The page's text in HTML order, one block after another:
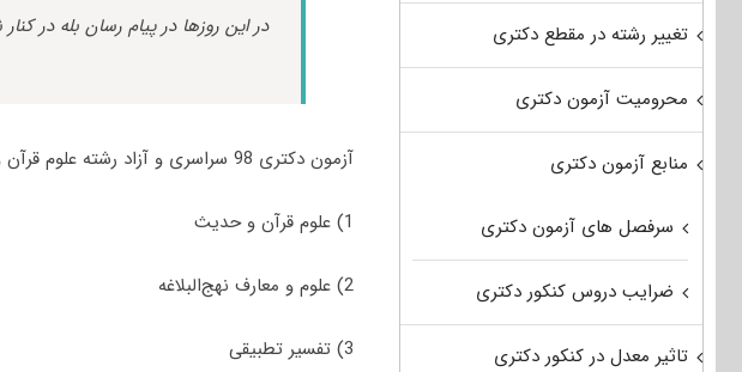
در این روزها در پیام رسان بله در
آزمون دکتری 98 سراسری و آزاد رشته علوم قرآن و حدیث جهت پذیرش در رشته/گرایش‌های زیر برگزار شد:
1) علوم قرآن و حدیث
2) علوم و معارف نهج‌البلاغه
3) تفسیر تطبیقی
تغییر رشته در مقطع دکتری
محرومیت آزمون دکتری
منابع آزمون دکتری
سرفصل های آزمون دکتری
ضرایب دروس کنکور دکتری
تاثیر معدل در کنکور دکتری